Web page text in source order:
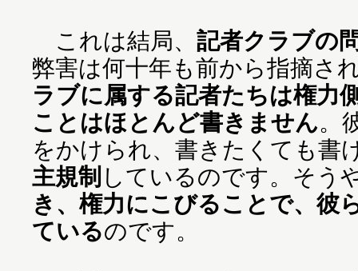
これは結局、 記者クラブの
弊害は何十年も前から指摘さ
ラブに属する記者たちは権力
ことはほとんど書きません。
をかけられ、書きたくても書
主規制 しているのです。そう
き、権力にこびることで、彼
ているのです。